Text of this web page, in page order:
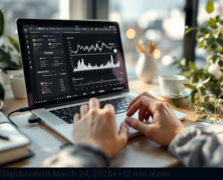
Gepubliceerd March 24, 2026• ~12 min lezen